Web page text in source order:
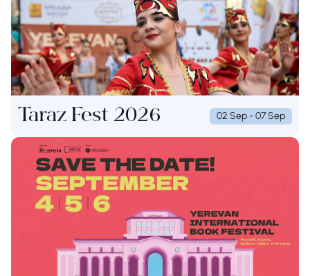
Taraz Fest 2026 02 Sep - 07 Sep